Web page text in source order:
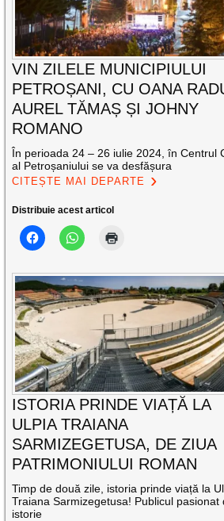
VIN ZILELE MUNICIPIULUI
PETROȘANI, CU OANA
AUREL TĂMAȘ ȘI JOHNY
ROMANO
În perioada 24 – 26 iulie 2024, în Centrul
al Petroșaniului se va desfășura
CITEȘTE MAI DEPARTE
Distribuie acest articol
ISTORIA PRINDE VIAȚĂ LA
ULPIA TRAIANA
SARMIZEGETUSA, DE ZIUA
PATRIMONIULUI ROMAN
Timp de două zile, istoria prinde viață la
Traiana Sarmizegetusa! Publicul pasionat
istorie